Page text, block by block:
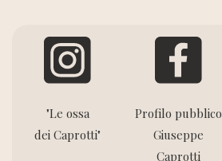
"Le ossa
dei Caprotti"
Profilo pubblico
Giuseppe
Caprotti